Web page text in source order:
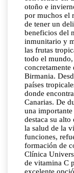
otoño e
por muchos el
de tener un
beneficios del
inmunitario y
las frutas
todo el
Birmania.
países
donde
Canarias. De
una
destaca su
la salud de la
funciones,
formación de
Clínica
de vitamina C